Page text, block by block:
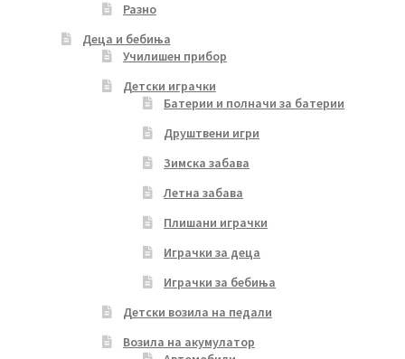
Разно
Деца и бебиња
Училишен прибор
Детски играчки
Батерии и полначи за батерии
Друштвени игри
Зимска забава
Летна забава
Плишани играчки
Играчки за деца
Играчки за бебиња
Детски возила на педали
Возила на акумулатор